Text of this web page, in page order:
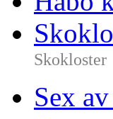
Skokloster
Sex